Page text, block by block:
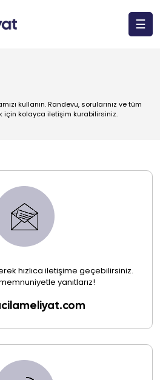
☰
kullanın. Randevu, sorularınız ve tüm
için kolayca iletişim kurabilirsiniz.
hızlıca iletişime geçebilirsiniz.
memnuniyetle yanıtlarız!